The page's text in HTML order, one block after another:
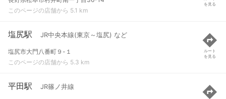
このページの店舗から 5.1 km
を見る
塩尻駅 JR中央本線(東京～塩尻) など
塩尻市大門八番町９-１
このページの店舗から 5.3 km
ルート
を見る
平田駅 JR篠ノ井線